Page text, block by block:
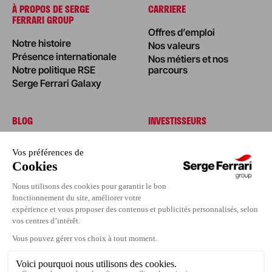
À PROPOS DE SERGE
FERRARI GROUP
Notre histoire
Présence internationale
Notre politique RSE
Serge Ferrari Galaxy
CARRIERE
Offres d’emploi
Nos valeurs
Nos métiers et nos
parcours
BLOG
Actualités
Nos réalisations
Nos conseils
Événements
INVESTISSEURS
Espace Presse
Contactez-nous